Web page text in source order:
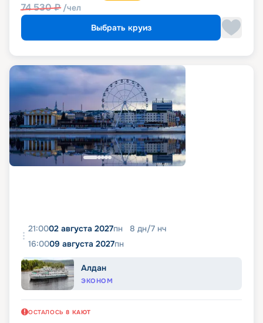
74 530₽ /чел
Выбрать круиз
21:0002 августа 2027пн 8 дн/7 нч
16:0009 августа 2027пн
Алдан
ЭКОНОМ
ОСТАЛОСЬ 8 КАЮТ